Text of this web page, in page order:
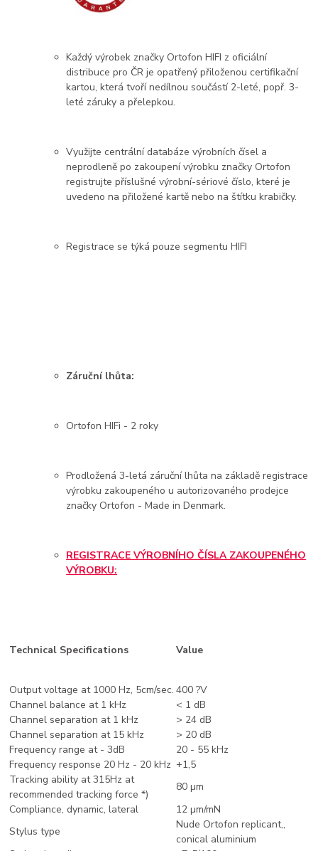
Každý výrobek značky Ortofon HIFI z oficiální
distribuce pro ČR je opatřený přiloženou certifikační
kartou, která tvoří nedílnou součástí 2-leté, popř. 3-
leté záruky a přelepkou.
Využijte centrální databáze výrobních čísel a
neprodleně po zakoupení výrobku značky Ortofon
registrujte příslušné výrobní-sériové číslo, které je
uvedeno na přiložené kartě nebo na štítku krabičky.
Registrace se týká pouze segmentu HIFI
Záruční lhůta:
Ortofon HIFi - 2 roky
Prodložená 3-letá záruční lhůta na základě registrace
výrobku zakoupeného u autorizovaného prodejce
značky Ortofon - Made in Denmark.
REGISTRACE VÝROBNÍHO ČÍSLA ZAKOUPENÉHO
VÝROBKU:
Technical Specifications Value
Output voltage at 1000 Hz, 5cm/sec. 400 ?V
Channel balance at 1 kHz
< 1 dB
Channel separation at 1 kHz
> 24 dB
Channel separation at 15 kHz
> 20 dB
Frequency range at - 3dB
20 - 55 kHz
Frequency response 20 Hz - 20 kHz +1,5
Tracking ability at 315Hz at
recommended tracking force *)
80 µm
Compliance, dynamic, lateral
12 µm/mN
Stylus type
Nude Ortofon replicant,,
conical aluminium